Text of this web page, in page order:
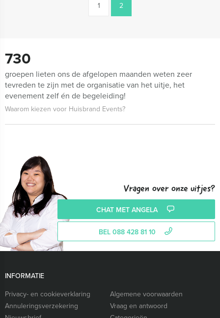
1 2
730
groepen lieten ons de afgelopen maanden weten zeer
tevreden te zijn met de organisatie van het uitje, het
evenement zelf én de begeleiding!
Waarom kiezen voor Huisbrand Events?
Vragen over onze uitjes?
CHAT MET ANGELA
BEL 088 428 81 10
INFORMATIE
Privacy- en cookieverklaring
Algemene voorwaarden
Annuleringsverzekering
Vraag en antwoord